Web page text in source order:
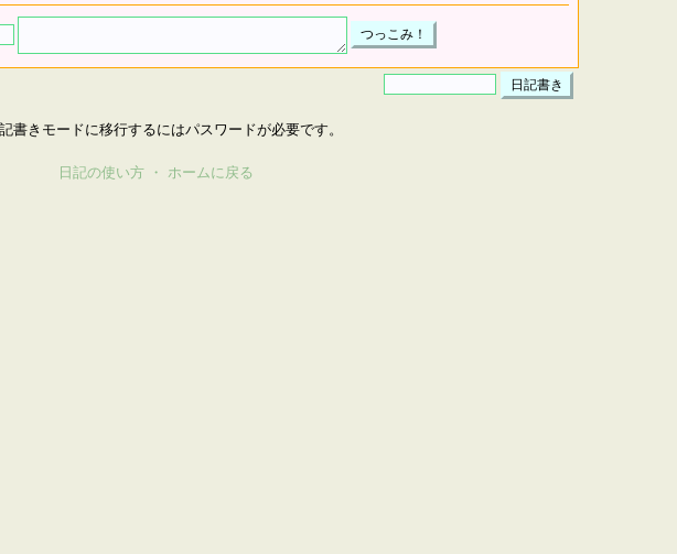
書きモードに移行するにはパスワードが必要です。
日記の使い方 ・ ホームに戻る